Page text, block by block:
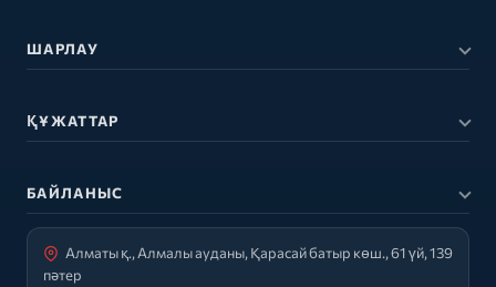
ШАРЛАУ
ҚҰЖАТТАР
БАЙЛАНЫС
Алматы қ., Алмалы ауданы, Қарасай батыр көш., 61 үй, 139
пәтер